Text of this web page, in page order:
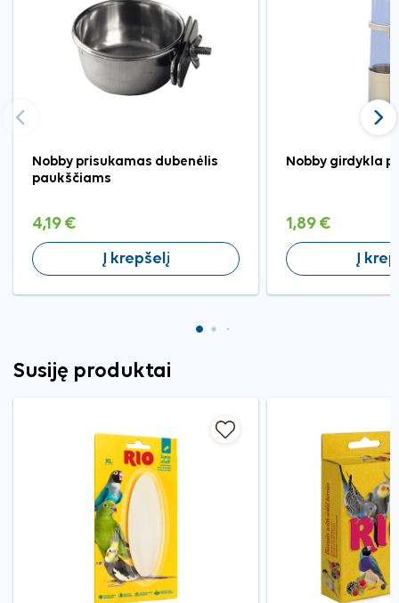
Nobby prisukamas dubenėlis
paukščiams
4,19 €
Į krepšelį
Nobby girdykla
1,89 €
Į
Ankstesnis
Susiję produktai